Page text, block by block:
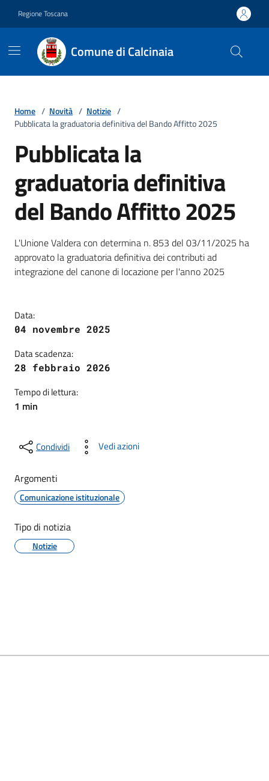
Regione Toscana
Comune di Calcinaia
Home / Novità / Notizie /
Pubblicata la graduatoria definitiva del Bando Affitto 2025
Pubblicata la
graduatoria definitiva
del Bando Affitto 2025
Dettagli della notizia
L'Unione Valdera con determina n. 853 del 03/11/2025 ha
approvato la graduatoria definitiva dei contributi ad
integrazione del canone di locazione per l'anno 2025
Data:
04 novembre 2025
Data scadenza:
28 febbraio 2026
Tempo di lettura:
1 min
Condividi Vedi azioni
Argomenti
Comunicazione istituzionale
Tipo di notizia
Notizie